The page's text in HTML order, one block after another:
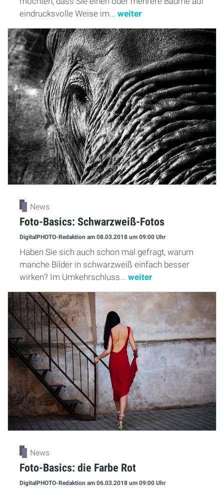
eindrucksvolle Weise im... weiter
News
Foto-Basics: Schwarzweiß-Fotos
DigitalPHOTO-Redaktion am 08.03.2018 um 09:00 Uhr
Haben Sie sich auch schon mal gefragt, warum
manche Bilder in schwarzweiß einfach besser
wirken? Im Umkehrschluss... weiter
News
Foto-Basics: die Farbe Rot
DigitalPHOTO-Redaktion am 06.03.2018 um 09:00 Uhr